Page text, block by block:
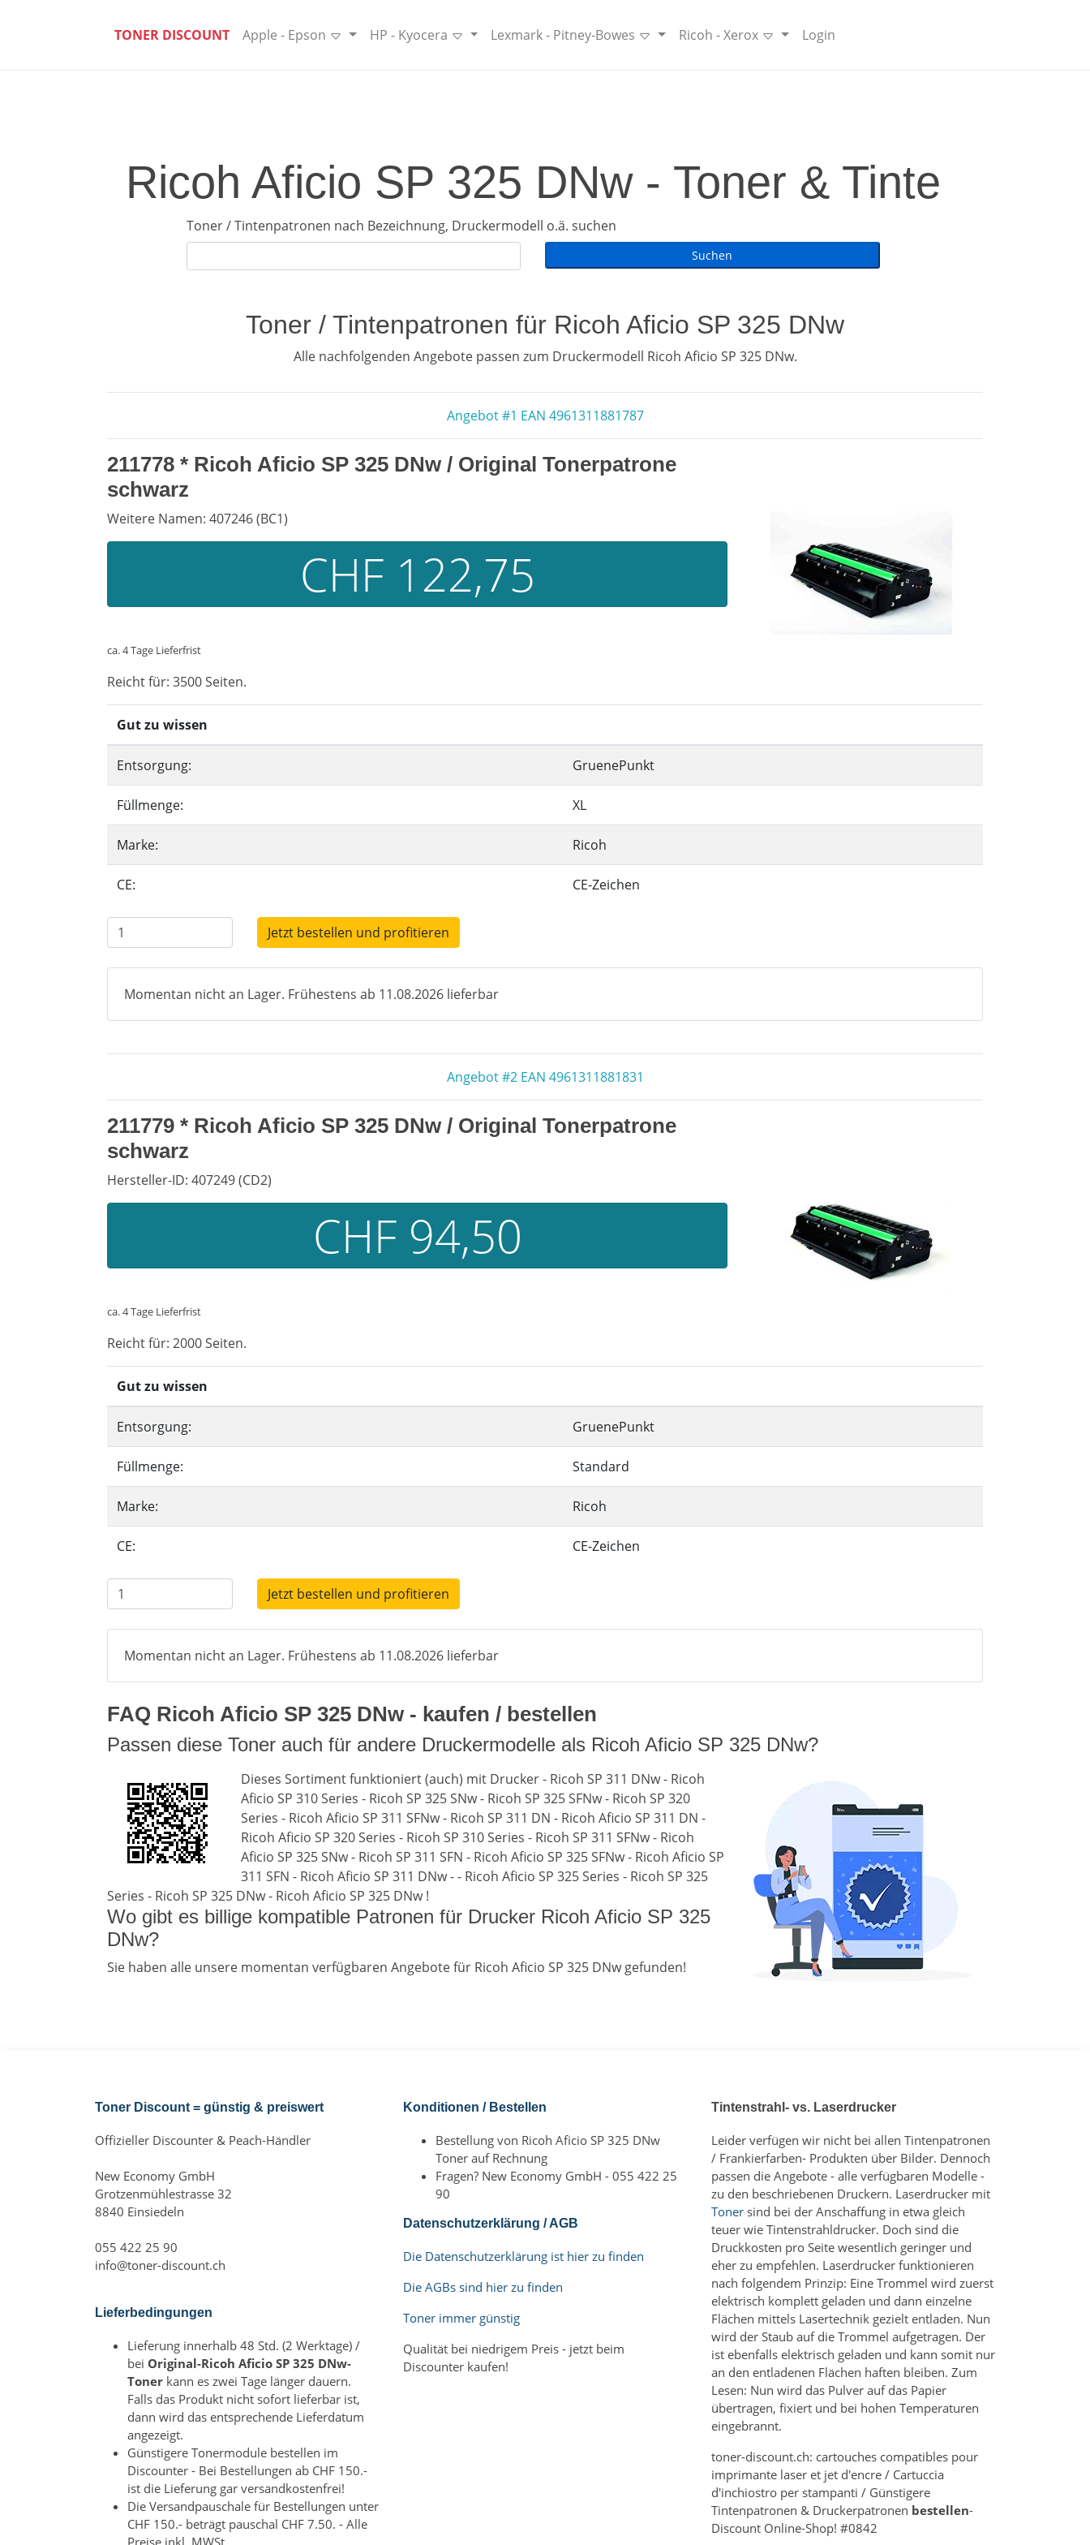
TONER DISCOUNT Apple - Epson HP - Kyocera Lexmark - Pitney-Bowes Ricoh - Xerox Login
Ricoh Aficio SP 325 DNw - Toner & Tinte
Toner / Tintenpatronen nach Bezeichnung, Druckermodell o.ä. suchen
Toner / Tintenpatronen für Ricoh Aficio SP 325 DNw
Alle nachfolgenden Angebote passen zum Druckermodell Ricoh Aficio SP 325 DNw.
Angebot #1 EAN 4961311881787
211778 * Ricoh Aficio SP 325 DNw/ Original Tonerpatrone
schwarz
Weitere Namen: 407246 (BC1)
CHF 122,75
ca. 4 Tage Lieferfrist
Reicht für: 3500 Seiten.
Gut zu wissen
Entsorgung: GruenePunkt
Füllmenge: XL
Marke: Ricoh
CE: CE-Zeichen
Jetzt bestellen und profitieren
Momentan nicht an Lager. Frühestens ab 11.08.2026 lieferbar
Angebot #2 EAN 4961311881831
211779 * Ricoh Aficio SP 325 DNw / Original Tonerpatrone
schwarz
Hersteller-ID: 407249 (CD2)
CHF 94,50
ca. 4 Tage Lieferfrist
Reicht für: 2000 Seiten.
Gut zu wissen
Entsorgung: GruenePunkt
Füllmenge: Standard
Marke: Ricoh
CE: CE-Zeichen
Jetzt bestellen und profitieren
Momentan nicht an Lager. Frühestens ab 11.08.2026 lieferbar
FAQ Ricoh Aficio SP 325 DNw - kaufen / bestellen
Passen diese Toner auch für andere Druckermodelle als Ricoh Aficio SP 325 DNw?
Dieses Sortiment funktioniert (auch) mit Drucker - Ricoh SP 311 DNw - Ricoh
Aficio SP 310 Series - Ricoh SP 325 SNw - Ricoh SP 325 SFNw - Ricoh SP 320
Series - Ricoh Aficio SP 311 SFNw - Ricoh SP 311 DN - Ricoh Aficio SP 311 DN -
Ricoh Aficio SP 320 Series - Ricoh SP 310 Series - Ricoh SP 311 SFNw - Ricoh
Aficio SP 325 SNw - Ricoh SP 311 SFN - Ricoh Aficio SP 325 SFNw - Ricoh Aficio SP
311 SFN - Ricoh Aficio SP 311 DNw - - Ricoh Aficio SP 325 Series - Ricoh SP 325
Series - Ricoh SP 325 DNw - Ricoh Aficio SP 325 DNw !
Wo gibt es billige kompatible Patronen für Drucker Ricoh Aficio SP 325
DNw?
Sie haben alle unsere momentan verfügbaren Angebote für Ricoh Aficio SP 325 DNw gefunden!
Toner Discount = günstig & preiswert
Offizieller Discounter & Peach-Händler
New Economy GmbH
Grotzenmühlestrasse 32
8840 Einsiedeln
055 422 25 90
info@toner-discount.ch
Lieferbedingungen
Lieferung innerhalb 48 Std. (2 Werktage) /
bei Original-Ricoh Aficio SP 325 DNw-
Toner kann es zwei Tage länger dauern.
Falls das Produkt nicht sofort lieferbar ist,
dann wird das entsprechende Lieferdatum
angezeigt.
Günstigere Tonermodule bestellen im
Discounter - Bei Bestellungen ab CHF 150.-
ist die Lieferung gar versandkostenfrei!
Die Versandpauschale für Bestellungen unter
CHF 150.- beträgt pauschal CHF 7.50. - Alle
Preise inkl. MWSt.
Konditionen / Bestellen
Bestellung von Ricoh Aficio SP 325 DNw
Toner auf Rechnung
Fragen? New Economy GmbH - 055 422 25
90
Datenschutzerklärung / AGB
Die Datenschutzerklärung ist hier zu finden
Die AGBs sind hier zu finden
Toner immer günstig
Qualität bei niedrigem Preis - jetzt beim
Discounter kaufen!
Tintenstrahl- vs. Laserdrucker
Leider verfügen wir nicht bei allen Tintenpatronen
/ Frankierfarben- Produkten über Bilder. Dennoch
passen die Angebote - alle verfügbaren Modelle -
zu den beschriebenen Druckern. Laserdrucker mit
Toner sind bei der Anschaffung in etwa gleich
teuer wie Tintenstrahldrucker. Doch sind die
Druckkosten pro Seite wesentlich geringer und
eher zu empfehlen. Laserdrucker funktionieren
nach folgendem Prinzip: Eine Trommel wird zuerst
elektrisch komplett geladen und dann einzelne
Flächen mittels Lasertechnik gezielt entladen. Nun
wird der Staub auf die Trommel aufgetragen. Der
ist ebenfalls elektrisch geladen und kann somit nur
an den entladenen Flächen haften bleiben. Zum
Lesen: Nun wird das Pulver auf das Papier
übertragen, fixiert und bei hohen Temperaturen
eingebrannt.
toner-discount.ch: cartouches compatibles pour
imprimante laser et jet d'encre / Cartuccia
d'inchiostro per stampanti / Günstigere
Tintenpatronen & Druckerpatronen bestellen-
Discount Online-Shop! #0842